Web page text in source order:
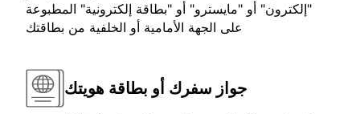
"إلكترون" أو "مايسترو" أو "بطاقة إلكترونية" المطبوعة
على الجهة الأمامية أو الخلفية من بطاقتك
جواز سفرك أو بطاقة هويتك